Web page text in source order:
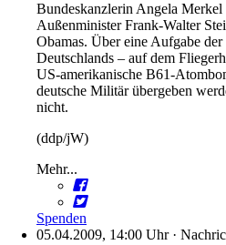
Bundeskanzlerin Angela Merkel
Außenminister Frank-Walter
Obamas. Über eine Aufgabe
Deutschlands – auf dem
US-amerikanische B61-
deutsche Militär übergeben
nicht.
(ddp/jW)
Mehr...
Spenden
05.04.2009, 14:00 Uhr·